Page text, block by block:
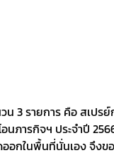
3 รายการ คือ สเปร
ารกิจฯ ประจำปี
กในพื้นที่นั่นเอง จึงข